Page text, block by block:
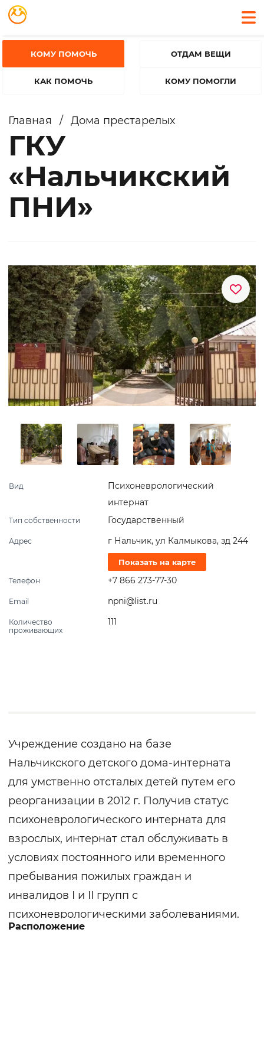
КОМУ ПОМОЧЬ
КАК ПОМОЧЬ
ОТДАМ ВЕЩИ
КОМУ ПОМОГЛИ
Главная / Дома престарелых
ГКУ
«Нальчикский
ПНИ»
Вид
Психоневрологический
интернат
Тип собственности Государственный
Адрес г Нальчик, ул Калмыкова, зд 244
Показать на карте
Телефон +7 866 273-77-30
Email npni@list.ru
Количество
проживающих
111
Учреждение создано на базе
Нальчикского детского дома-интерната
для умственно отсталых детей путем его
реорганизации в 2012 г. Получив статус
психоневрологического интерната для
взрослых, интернат стал обслуживать в
условиях постоянного или временного
пребывания пожилых граждан и
инвалидов I и II групп с
психоневрологическими заболеваниями.
Интернат располагается в двухэтажном
Расположение